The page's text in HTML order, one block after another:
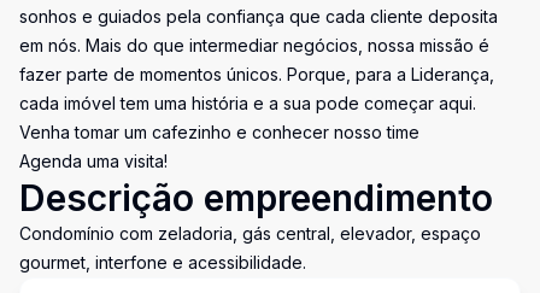
sonhos e guiados pela confiança que cada cliente deposita
em nós. Mais do que intermediar negócios, nossa missão é
fazer parte de momentos únicos. Porque, para a Liderança,
cada imóvel tem uma história e a sua pode começar aqui.
Venha tomar um cafezinho e conhecer nosso time
Agenda uma visita!
Descrição empreendimento
Condomínio com zeladoria, gás central, elevador, espaço
gourmet, interfone e acessibilidade.